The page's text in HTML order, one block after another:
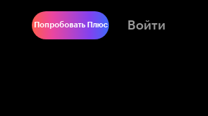
Попробовать Плюс Войти